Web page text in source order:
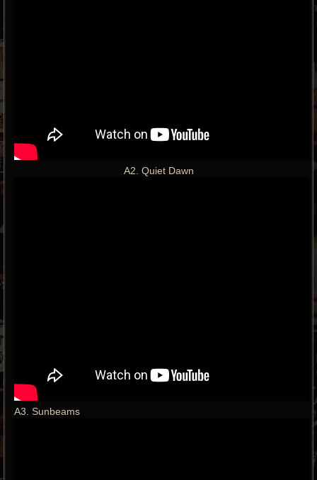
A2. Quiet Dawn
A3. Sunbeams